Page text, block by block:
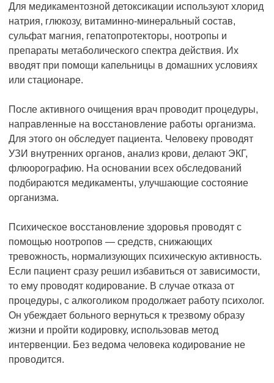
Для медикаментозной детоксикации используют хлорид
натрия, глюкозу, витаминно-минеральный состав,
сульфат магния, гепатопротекторы, ноотропы и
препараты метаболического спектра действия. Их
вводят при помощи капельницы в домашних условиях
или стационаре.
После активного очищения врач проводит процедуры,
направленные на восстановление работы организма.
Для этого он обследует пациента. Человеку проводят
УЗИ внутренних органов, анализ крови, делают ЭКГ,
флюорографию. На основании всех обследований
подбираются медикаменты, улучшающие состояние
организма.
Психическое восстановление здоровья проводят с
помощью ноотропов — средств, снижающих
тревожность, нормализующих психическую активность.
Если пациент сразу решил избавиться от зависимости,
то ему проводят кодирование. В случае отказа от
процедуры, с алкоголиком продолжает работу психолог.
Он убеждает больного вернуться к трезвому образу
жизни и пройти кодировку, использовав метод
интервенции. Без ведома человека кодирование не
проводится.